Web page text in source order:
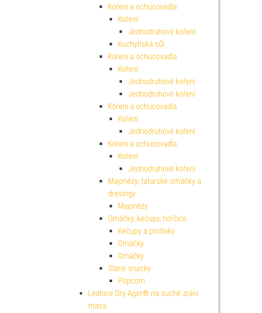
Koření a ochucovadla
Koření
Jednodruhové koření
Kuchyňská sůl
Koření a ochucovadla
Koření
Jednodruhové koření
Jednodruhové koření
Koření a ochucovadla
Koření
Jednodruhové koření
Koření a ochucovadla
Koření
Jednodruhové koření
Majonézy, tatarské omáčky a
dresingy
Majonézy
Omáčky, kečupy, hořčice
Kečupy a protlaky
Omáčky
Omáčky
Slané snacky
Popcorn
Lednice Dry-Ager® na suché zrání
masa